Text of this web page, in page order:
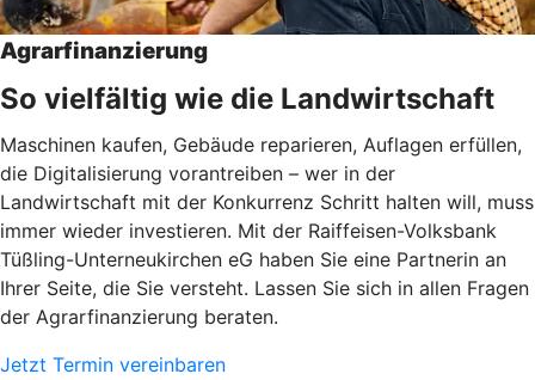
Agrarfinanzierung
So vielfältig wie die Landwirtschaft
Maschinen kaufen, Gebäude reparieren, Auflagen erfüllen,
die Digitalisierung vorantreiben – wer in der
Landwirtschaft mit der Konkurrenz Schritt halten will, muss
immer wieder investieren. Mit der Raiffeisen-Volksbank
Tüßling-Unterneukirchen eG haben Sie eine Partnerin an
Ihrer Seite, die Sie versteht. Lassen Sie sich in allen Fragen
der Agrarfinanzierung beraten.
Jetzt Termin vereinbaren